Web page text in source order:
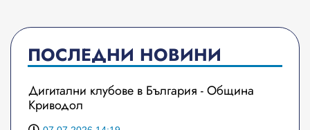
ПОСЛЕДНИ НОВИНИ
Дигитални клубове в България - Община
Криводол